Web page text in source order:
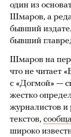
один из
Шмаров, а
бывший
бывший
Шмаров на
что не читает
с «Догмой» —
жестко
журналистов и
текстов,
широко